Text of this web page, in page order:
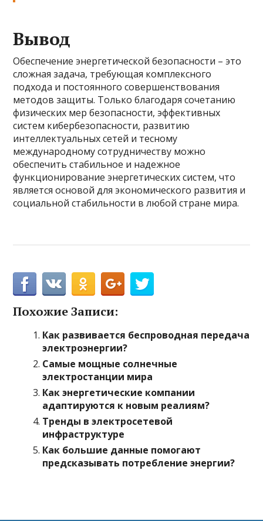
Вывод
Обеспечение энергетической безопасности – это
сложная задача, требующая комплексного
подхода и постоянного совершенствования
методов защиты. Только благодаря сочетанию
физических мер безопасности, эффективных
систем кибербезопасности, развитию
интеллектуальных сетей и тесному
международному сотрудничеству можно
обеспечить стабильное и надежное
функционирование энергетических систем, что
является основой для экономического развития и
социальной стабильности в любой стране мира.
Похожие Записи:
Как развивается беспроводная передача
электроэнергии?
Самые мощные солнечные
электростанции мира
Как энергетические компании
адаптируются к новым реалиям?
Тренды в электросетевой
инфраструктуре
Как большие данные помогают
предсказывать потребление энергии?